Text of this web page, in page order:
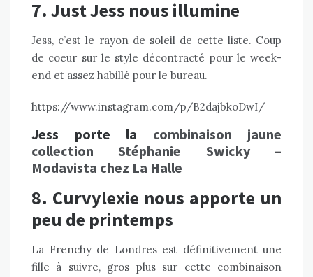
7. Just Jess nous illumine
Jess, c’est le rayon de soleil de cette liste. Coup
de coeur sur le style décontracté pour le week-
end et assez habillé pour le bureau.
https://www.instagram.com/p/B2dajbkoDwI/
Jess porte la combinaison jaune
collection Stéphanie Swicky –
Modavista chez La Halle
8. Curvylexie nous apporte un
peu de printemps
La Frenchy de Londres est définitivement une
fille à suivre, gros plus sur cette combinaison